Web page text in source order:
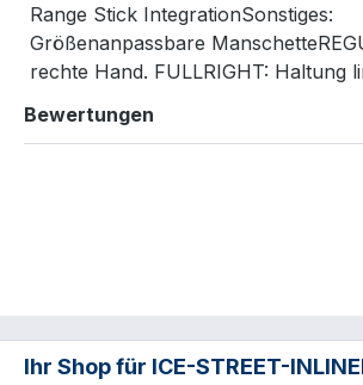
Range Stick IntegrationSonstiges:
Größenanpassbare
rechte Hand. FULLRIGHT: Haltung
Bewertungen
Ihr Shop für ICE-STREET-